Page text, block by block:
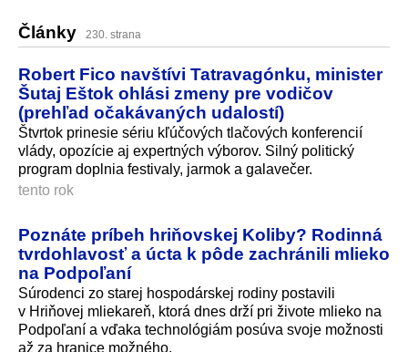
Články 230. strana
Robert Fico navštívi Tatravagónku, minister
Šutaj Eštok ohlási zmeny pre vodičov
(prehľad očakávaných udalostí)
Štvrtok prinesie sériu kľúčových tlačových konferencií
vlády, opozície aj expertných výborov. Silný politický
program doplnia festivaly, jarmok a galavečer.
tento rok
Poznáte príbeh hriňovskej Koliby? Rodinná
tvrdohlavosť a úcta k pôde zachránili mlieko
na Podpoľaní
Súrodenci zo starej hospodárskej rodiny postavili
v Hriňovej mliekareň, ktorá dnes drží pri živote mlieko na
Podpoľaní a vďaka technológiám posúva svoje možnosti
až za hranice možného.